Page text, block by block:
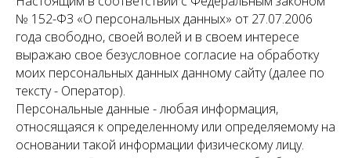
№ 152-ФЗ «О персональных данных» от 27.07.2006
года свободно, своей волей и в своем интересе
выражаю свое безусловное согласие на обработку
моих персональных данных данному сайту (далее по
тексту - Оператор).
Персональные данные - любая информация,
относящаяся к определенному или определяемому на
основании такой информации физическому лицу.